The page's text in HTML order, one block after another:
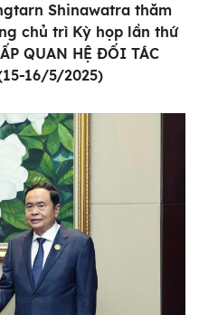
Shinawatra thăm
chủ trì Kỳ họp lần thứ
QUAN HỆ ĐỐI TÁC
16/5/2025)